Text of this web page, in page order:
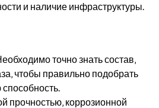
и наличие инфраструктуры.
точно знать состав‚
чтобы правильно подобрать
прочностью‚ коррозионной